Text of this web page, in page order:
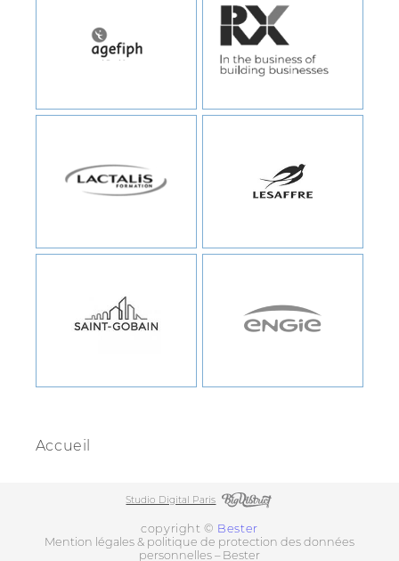
Accueil
Studio Digital Paris
copyright © Bester
Mention légales & politique de protection des données
personnelles – Bester